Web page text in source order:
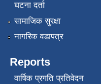
घटना दर्ता
सामाजिक सुरक्षा
नागरिक वडापत्र
Reports
वार्षिक प्रगति प्रतिवेदन